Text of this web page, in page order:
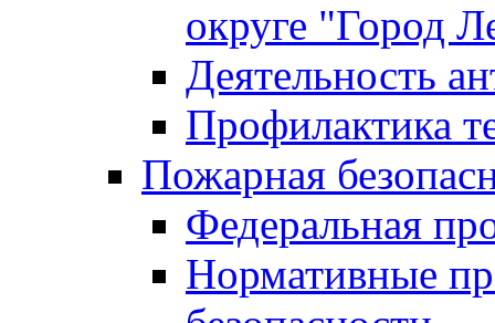
округе "Город
Деятельность
Профилактика
Пожарная
Федеральная
Нормативные